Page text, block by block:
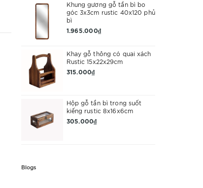
Khung gương gỗ tần bì bo
góc 3x3cm rustic 40x120 phủ
bì
1.965.000₫
Khay gỗ thông có quai xách
Rustic 15x22x29cm
315.000₫
Hộp gỗ tần bì trong suốt
kiếng rustic 8x16x6cm
305.000₫
Blogs